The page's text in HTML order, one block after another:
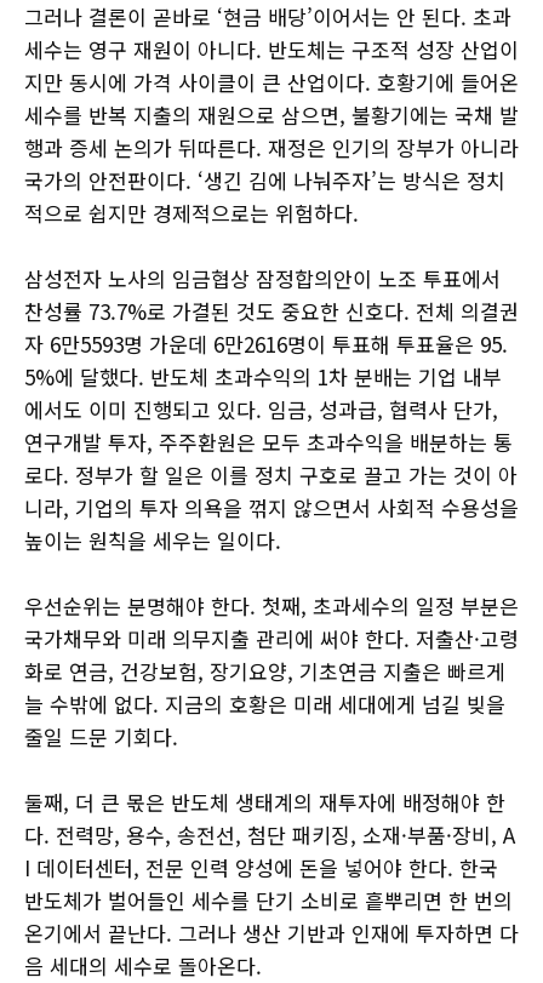
그러나 결론이 곧바로 ‘현금 배당’이어서는 안 된다. 초과
세수는 영구 재원이 아니다. 반도체는 구조적 성장 산업이
지만 동시에 가격 사이클이 큰 산업이다. 호황기에 들어온
세수를 반복 지출의 재원으로 삼으면, 불황기에는 국채 발
행과 증세 논의가 뒤따른다. 재정은 인기의 장부가 아니라
국가의 안전판이다. ‘생긴 김에 나눠주자’는 방식은 정치
적으로 쉽지만 경제적으로는 위험하다.
삼성전자 노사의 임금협상 잠정합의안이 노조 투표에서
찬성률 73.7%로 가결된 것도 중요한 신호다. 전체 의결권
자 6만5593명 가운데 6만2616명이 투표해 투표율은 95.
5%에 달했다. 반도체 초과수익의 1차 분배는 기업 내부
에서도 이미 진행되고 있다. 임금, 성과급, 협력사 단가,
연구개발 투자, 주주환원은 모두 초과수익을 배분하는 통
로다. 정부가 할 일은 이를 정치 구호로 끌고 가는 것이 아
니라, 기업의 투자 의욕을 꺾지 않으면서 사회적 수용성을
높이는 원칙을 세우는 일이다.
우선순위는 분명해야 한다. 첫째, 초과세수의 일정 부분은
국가채무와 미래 의무지출 관리에 써야 한다. 저출산·고령
화로 연금, 건강보험, 장기요양, 기초연금 지출은 빠르게
늘 수밖에 없다. 지금의 호황은 미래 세대에게 넘길 빚을
줄일 드문 기회다.
둘째, 더 큰 몫은 반도체 생태계의 재투자에 배정해야 한
다. 전력망, 용수, 송전선, 첨단 패키징, 소재·부품·장비, A
I 데이터센터, 전문 인력 양성에 돈을 넣어야 한다. 한국
반도체가 벌어들인 세수를 단기 소비로 흩뿌리면 한 번의
온기에서 끝난다. 그러나 생산 기반과 인재에 투자하면 다
음 세대의 세수로 돌아온다.